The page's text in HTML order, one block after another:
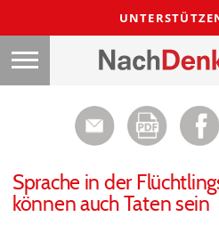
Sprache in der
können auch Taten sein